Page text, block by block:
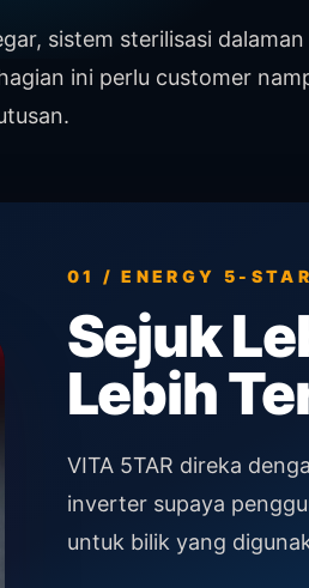
sistem sterilisasi
ini perlu customer
01 / ENERGY 5-STAR
Sejuk
Lebih
VITA 5TAR direka
inverter supaya
untuk bilik yang